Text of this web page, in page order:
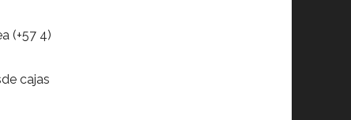
(+57 4)
cajas